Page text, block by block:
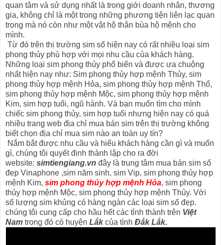
quan tâm và sử dụng nhất là trong giới doanh nhân, thương
gia, không chỉ là một trong những phương tiện liên lạc quan
trọng mà nó còn như một vật hộ thân bùa hộ mệnh cho
mình.
Từ đó trên thị trường sim số hiện nay có rất nhiều loại sim
phong thủy phù hợp với mọi nhu cầu của khách hàng.
Những loại sim phong thủy phổ biến và được ưa chuộng
nhất hiện nay như: Sim phong thủy hợp mệnh Thủy, sim
phong thủy hợp mệnh Hỏa, sim phong thủy hợp mệnh Thổ,
sim phong thủy hợp mệnh Mộc, sim phong thủy hợp mệnh
Kim, sim hợp tuổi, ngũ hành. Và bạn muốn tìm cho mình
chiếc sim phong thủy, sim hợp tuổi nhưng hiện nay có quá
nhiều trang web địa chỉ mua bán sim trên thị trường không
biết chọn địa chỉ mua sim nào an toàn uy tín?
Nắm bắt được nhu cầu và hiểu khách hàng cần gì và muốn
gì, chúng tôi quyết định thành lập cho ra đời
website: simtiengiang.vn đây là trung tâm mua bán sim số
đẹp Vinaphone ,sim năm sinh, sim Vip, sim phong thủy hợp
mệnh Kim, sim phong thủy hợp mệnh Hỏa, sim phong
thủy hợp mệnh Mộc, sim phong thủy hợp mệnh Thủy. Với
số lượng sim khủng có hàng ngàn các loại sim số đẹp.
chúng tôi cung cấp cho hầu hết các tỉnh thành trên Việt
Nam trong đó có huyện Lắkcủa tình Đắk Lắk.